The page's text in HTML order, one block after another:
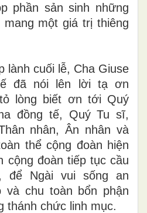
phần sản sinh những
một giá trị thiêng
lành cuối lễ, Cha Giuse
đã nói lên lời tạ ơn
lòng biết ơn tới Quý
đồng tế, Quý Tu sĩ,
nhân, Ân nhân và
thể cộng đoàn hiện
cộng đoàn tiếp tục cầu
để Ngài vui sống an
và chu toàn bổn phận
thánh chức linh mục.